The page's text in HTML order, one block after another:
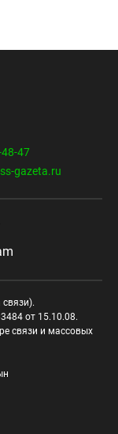
47
gazeta.ru
связи).
от 15.10.08.
связи и массовых